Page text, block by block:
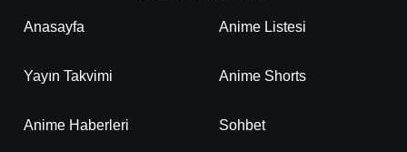
Anasayfa Anime Listesi
Yayın Takvimi Anime Shorts
Anime Haberleri Sohbet